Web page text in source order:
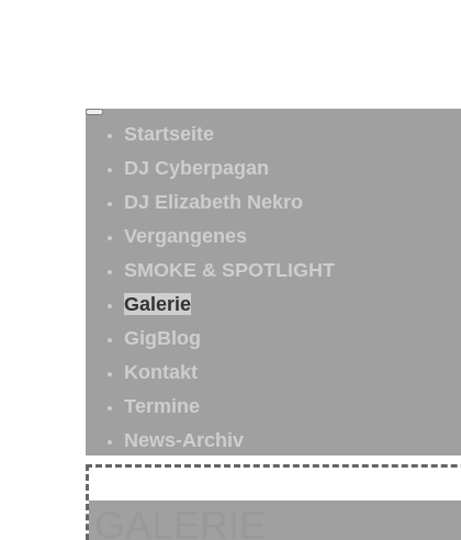
Startseite
DJ Cyberpagan
DJ Elizabeth Nekro
Vergangenes
SMOKE & SPOTLIGHT
Galerie
GigBlog
Kontakt
Termine
News-Archiv